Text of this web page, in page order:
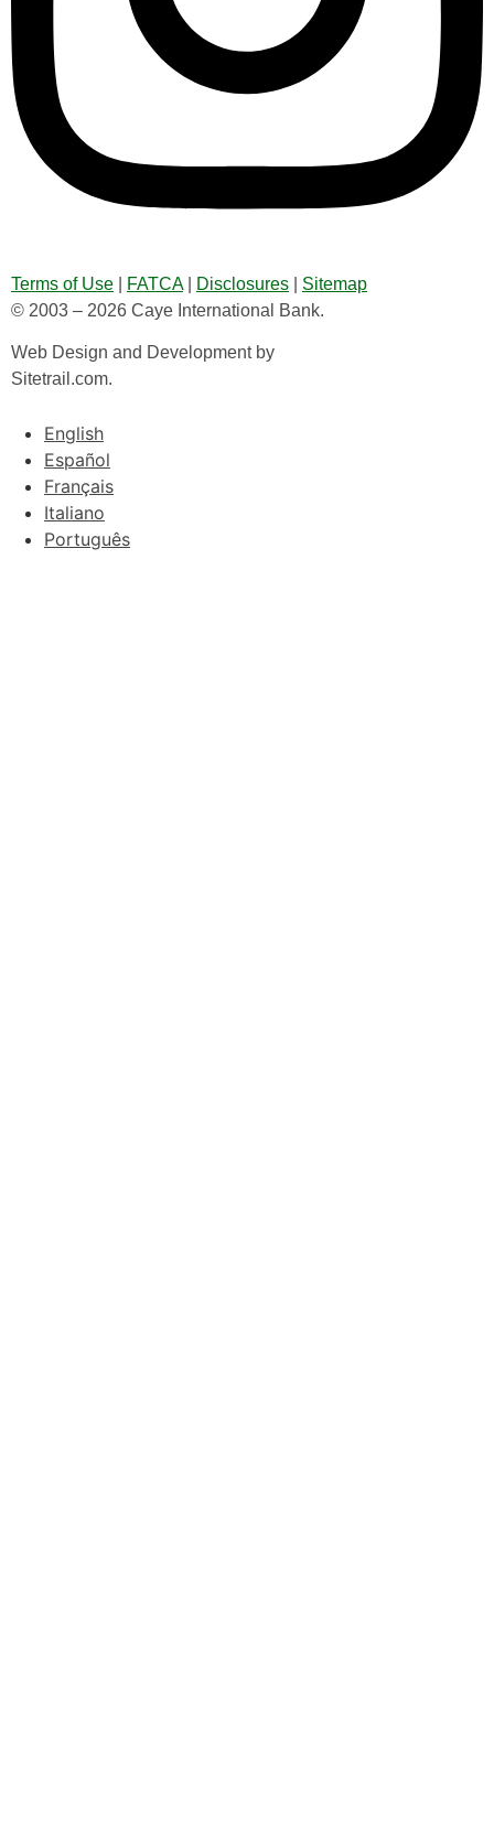
Terms of Use FATCA| Disclosures
Sitemap
© 2003 – 2026 Caye International Bank.
Web Design and Development by
Sitetrail.com.
English
Español
Français
Italiano
Português